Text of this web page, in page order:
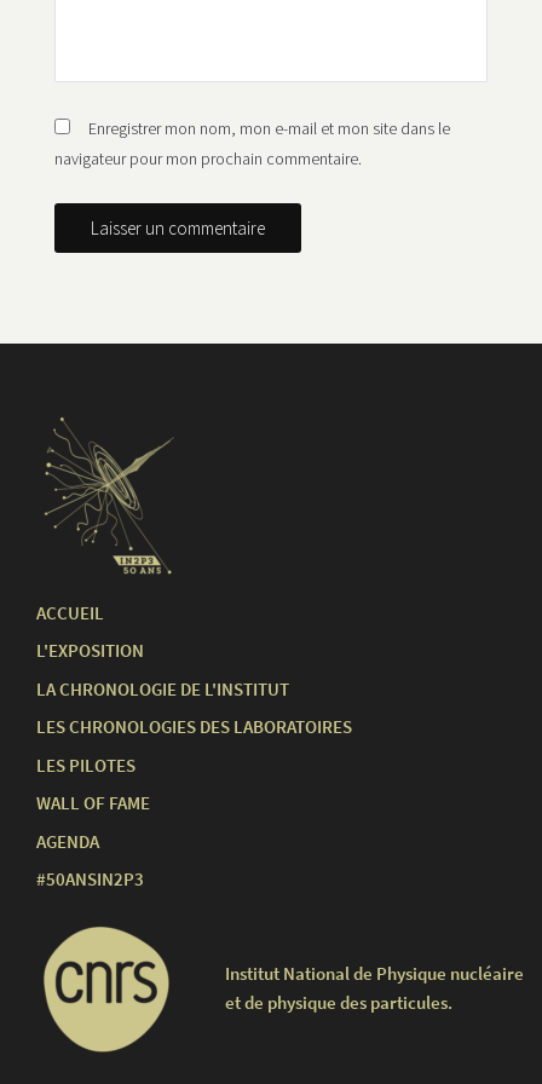
Enregistrer mon nom, mon e-mail et mon site dans le
navigateur pour mon prochain commentaire.
ACCUEIL
L'EXPOSITION
LA CHRONOLOGIE DE L'INSTITUT
LES CHRONOLOGIES DES LABORATOIRES
LES PILOTES
WALL OF FAME
AGENDA
#50ANSIN2P3
Institut National de Physique nucléaire
et de physique des particules.